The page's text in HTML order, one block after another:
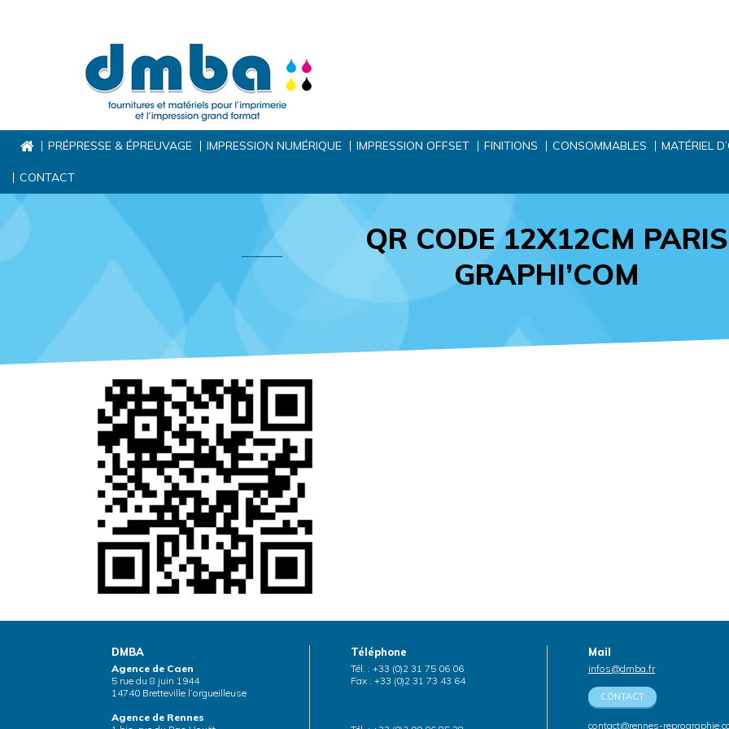
PRÉPRESSE & ÉPREUVAGE IMPRESSION NUMÉRIQUE IMPRESSION OFFSET FINITIONS CONSOMMABLES MATÉRIEL
CONTACT
QR CODE 12X12CM PARIS
GRAPHI’COM
DMBA
Agence de Caen
5 rue du 8 juin 1944
14740 Bretteville l’orgueilleuse
Agence de Rennes
Téléphone
Tél. : +33 (0)2 31 75 06 06
Fax : +33 (0)2 31 73 43 64
Mail
infos@dmba.fr
CONTACT
contact@rennes-